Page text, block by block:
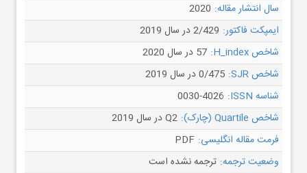
سال انتشار مقاله: 2020
ایمپکت فاکتور: 2/429 در سال 2019
شاخص H_index:
57 در سال 2020
شاخص SJR:
0/475 در سال 2019
شناسه ISSN:
0030-4026
شاخص Quartile (چارک):
Q2 در سال 2019
فرمت مقاله انگلیسی: PDF
وضعیت ترجمه: ترجمه نشده است